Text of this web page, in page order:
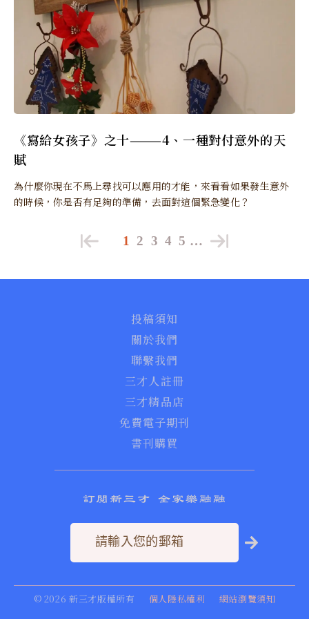
《寫給女孩子》之十———4、一種對付意外的天
賦
為什麼你現在不馬上尋找可以應用的才能，來看看如果發生意外
的時候，你是否有足夠的準備，去面對這個緊急變化？
1 2 3 4 5 …
投稿須知
關於我們
聯繫我們
三才人註冊
三才精品店
免費電子期刊
書刊購買
訂閱新三才 全家樂融融
© 2026 新三才版權所有 個人隱私權利 網站瀏覽須知